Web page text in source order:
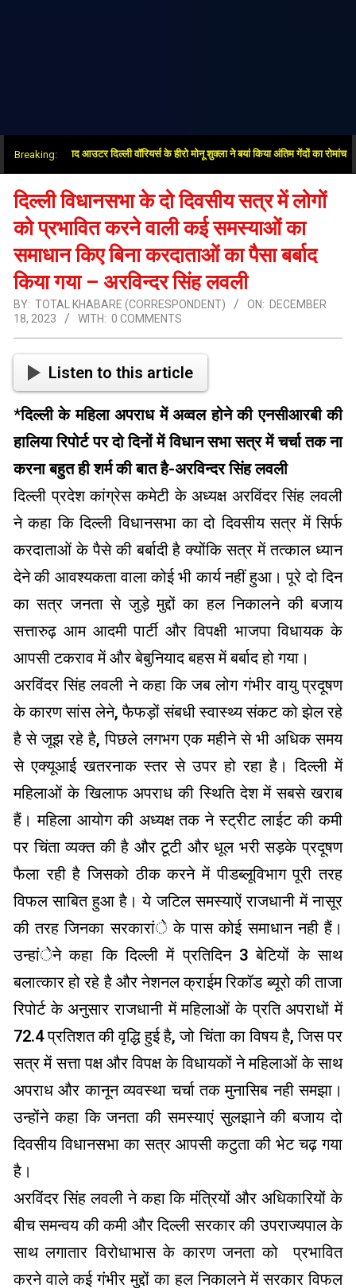
Breaking:
के बाद आउटर दिल्ली वॉरियर्स के हीरो मोनू शुक्ला ने बयां किया अंतिम गेंदों का रोमांच
दिल्ली विधानसभा के दो दिवसीय सत्र में लोगों
को प्रभावित करने वाली कई समस्याओं का
समाधान किए बिना करदाताओं का पैसा बर्बाद
किया गया – अरविन्दर सिंह लवली
BY: TOTAL KHABARE (CORRESPONDENT) ON: DECEMBER
18, 2023
WITH: 0 COMMENTS
Listen to this article
*दिल्ली के महिला अपराध में अव्वल होने की एनसीआरबी की
हालिया रिपोर्ट पर दो दिनों में विधान सभा सत्र में चर्चा तक ना
करना बहुत ही शर्म की बात है-अरविन्दर सिंह लवली
दिल्ली प्रदेश कांग्रेस कमेटी के अध्यक्ष अरविंदर सिंह लवली
ने कहा कि दिल्ली विधानसभा का दो दिवसीय सत्र में सिर्फ
करदाताओं के पैसे की बर्बादी है क्योंकि सत्र में तत्काल ध्यान
देने की आवश्यकता वाला कोई भी कार्य नहीं हुआ। पूरे दो दिन
का सत्र जनता से जुड़े मुद्दों का हल निकालने की बजाय
सत्तारुढ़ आम आदमी पार्टी और विपक्षी भाजपा विधायक के
आपसी टकराव में और बेबुनियाद बहस में बर्बाद हो गया।
अरविंदर सिंह लवली ने कहा कि जब लोग गंभीर वायु प्रदूषण
के कारण सांस लेने, फैफड़ों संबधी स्वास्थ्य संकट को झेल रहे
है से जूझ रहे है, पिछले लगभग एक महीने से भी अधिक समय
से एक्यूआई खतरनाक स्तर से उपर हो रहा है। दिल्ली में
महिलाओं के खिलाफ अपराध की स्थिति देश में सबसे खराब
हैं। महिला आयोग की अध्यक्ष तक ने स्ट्रीट लाईट की कमी
पर चिंता व्यक्त की है और टूटी और धूल भरी सड़के प्रदूषण
फैला रही है जिसको ठीक करने में पीडब्लूविभाग पूरी तरह
विफल साबित हुआ है। ये जटिल समस्याऐं राजधानी में नासूर
की तरह जिनका सरकारांे के पास कोई समाधान नही हैं।
उन्हांेने कहा कि दिल्ली में प्रतिदिन 3 बेटियों के साथ
बलात्कार हो रहे है और नेशनल क्राईम रिकॉड ब्यूरो की ताजा
रिपोर्ट के अनुसार राजधानी में महिलाओं के प्रति अपराधों में
72.4 प्रतिशत की वृद्धि हुई है, जो चिंता का विषय है, जिस पर
सत्र में सत्ता पक्ष और विपक्ष के विधायकों ने महिलाओं के साथ
अपराध और कानून व्यवस्था चर्चा तक मुनासिब नही समझा।
उन्होंने कहा कि जनता की समस्याएं सुलझाने की बजाय दो
दिवसीय विधानसभा का सत्र आपसी कटुता की भेट चढ़ गया
है।
अरविंदर सिंह लवली ने कहा कि मंत्रियों और अधिकारियों के
बीच समन्वय की कमी और दिल्ली सरकार की उपराज्यपाल के
साथ लगातार विरोधाभास के कारण जनता को प्रभावित
करने वाले कई गंभीर मुद्दों का हल निकालने में सरकार विफल